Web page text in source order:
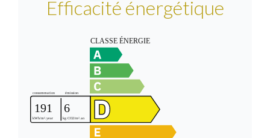
Efficacité énergétique